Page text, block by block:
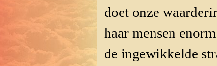
doet onze
haar mensen
de ingewikkelde